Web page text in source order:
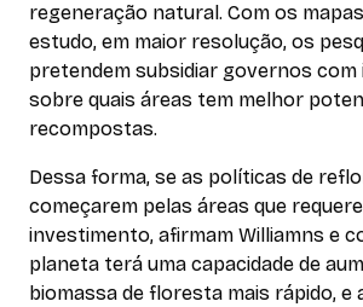
regeneração natural. Com os
estudo, em maior resolução, os
pretendem subsidiar governos
sobre quais áreas tem melhor
recompostas.
Dessa forma, se as políticas de
começarem pelas áreas que
investimento, afirmam Williamns e
planeta terá uma capacidade de
biomassa de floresta mais rápido, e